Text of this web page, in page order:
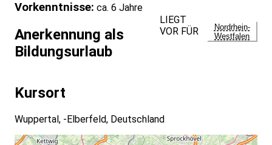
Vorkenntnisse: ca. 6 Jahre
Anerkennung als
Bildungsurlaub
LIEGT
VOR FÜR
Nordrhein-
Westfalen
Kursort
Wuppertal, -Elberfeld, Deutschland